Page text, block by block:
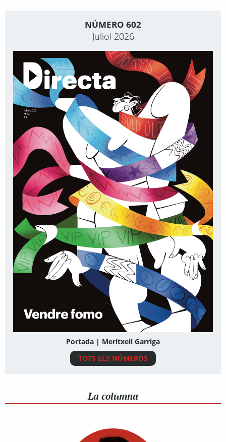
NÚMERO 602
Juliol 2026
Portada | Meritxell Garriga
TOTS ELS NÚMEROS
La columna